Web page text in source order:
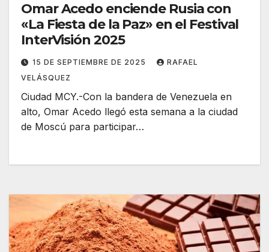
Omar Acedo enciende Rusia con
«La Fiesta de la Paz» en el Festival
InterVisión 2025
15 DE SEPTIEMBRE DE 2025
RAFAEL
VELÁSQUEZ
Ciudad MCY.-Con la bandera de Venezuela en
alto, Omar Acedo llegó esta semana a la ciudad
de Moscú para participar…